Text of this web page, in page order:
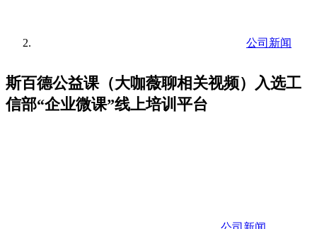
公司新闻
斯百德公益课（大咖薇聊相关视频）入选工
信部“企业微课”线上培训平台